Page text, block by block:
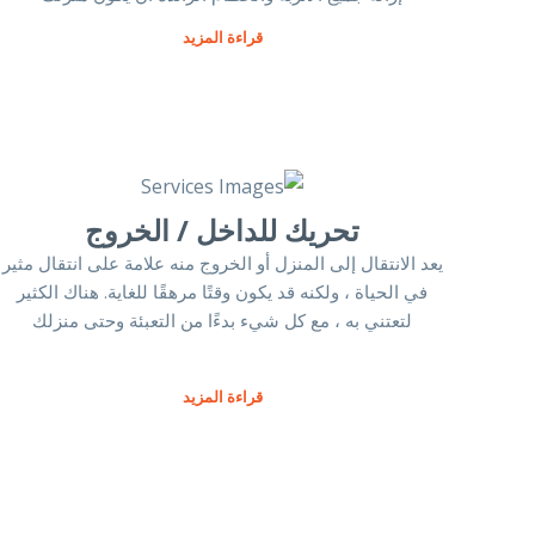
قراءة المزيد
تحريك للداخل / الخروج
يعد الانتقال إلى المنزل أو الخروج منه علامة على انتقال مثير
في الحياة ، ولكنه قد يكون وقتًا مرهقًا للغاية. هناك الكثير
لتعتني به ، مع كل شيء بدءًا من التعبئة وحتى منزلك
قراءة المزيد